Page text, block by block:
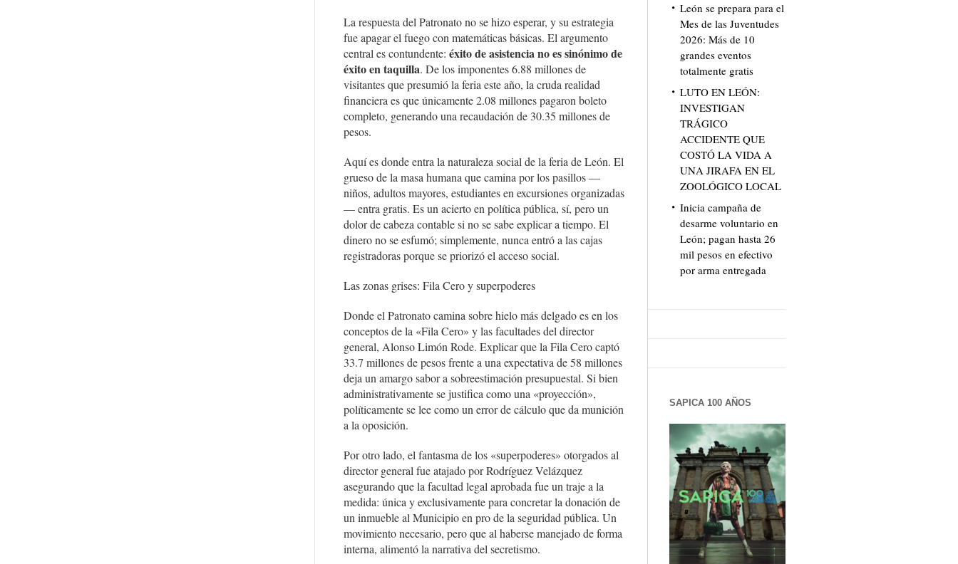
La respuesta del Patronato no se hizo esperar, y su estrategia
fue apagar el fuego con matemáticas básicas. El argumento
central es contundente: éxito de asistencia no es sinónimo de
éxito en taquilla. De los imponentes 6.88 millones de
visitantes que presumió la feria este año, la cruda realidad
financiera es que únicamente 2.08 millones pagaron boleto
completo, generando una recaudación de 30.35 millones de
pesos.
Aquí es donde entra la naturaleza social de la feria de León. El
grueso de la masa humana que camina por los pasillos —
niños, adultos mayores, estudiantes en excursiones organizadas
— entra gratis. Es un acierto en política pública, sí, pero un
dolor de cabeza contable si no se sabe explicar a tiempo. El
dinero no se esfumó; simplemente, nunca entró a las cajas
registradoras porque se priorizó el acceso social.
Las zonas grises: Fila Cero y superpoderes
Donde el Patronato camina sobre hielo más delgado es en los
conceptos de la «Fila Cero» y las facultades del director
general, Alonso Limón Rode. Explicar que la Fila Cero captó
33.7 millones de pesos frente a una expectativa de 58 millones
deja un amargo sabor a sobreestimación presupuestal. Si bien
administrativamente se justifica como una «proyección»,
políticamente se lee como un error de cálculo que da munición
a la oposición.
Por otro lado, el fantasma de los «superpoderes» otorgados al
director general fue atajado por Rodríguez Velázquez
asegurando que la facultad legal aprobada fue un traje a la
medida: única y exclusivamente para concretar la donación de
un inmueble al Municipio en pro de la seguridad pública. Un
movimiento necesario, pero que al haberse manejado de forma
interna, alimentó la narrativa del secretismo.
León se prepara para el
Mes de las Juventudes
2026: Más de 10
grandes eventos
totalmente gratis
LUTO EN LEÓN:
INVESTIGAN
TRÁGICO
ACCIDENTE QUE
COSTÓ LA VIDA A
UNA JIRAFA EN EL
ZOOLÓGICO LOCAL
Inicia campaña de
desarme voluntario en
León; pagan hasta 26
mil pesos en efectivo
por arma entregada
SAPICA 100 AÑOS